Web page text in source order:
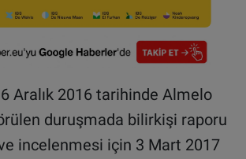
Aralık 2016 tarihinde Almelo
duruşmada bilirkişi raporu
incelenmesi için 3 Mart 2017